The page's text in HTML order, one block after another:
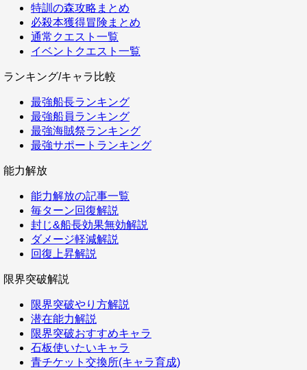
特訓の森攻略まとめ
必殺本獲得冒険まとめ
通常クエスト一覧
イベントクエスト一覧
ランキング/キャラ比較
最強船長ランキング
最強船員ランキング
最強海賊祭ランキング
最強サポートランキング
能力解放
能力解放の記事一覧
毎ターン回復解説
封じ&船長効果無効解説
ダメージ軽減解説
回復上昇解説
限界突破解説
限界突破やり方解説
潜在能力解説
限界突破おすすめキャラ
石板使いたいキャラ
青チケット交換所(キャラ育成)